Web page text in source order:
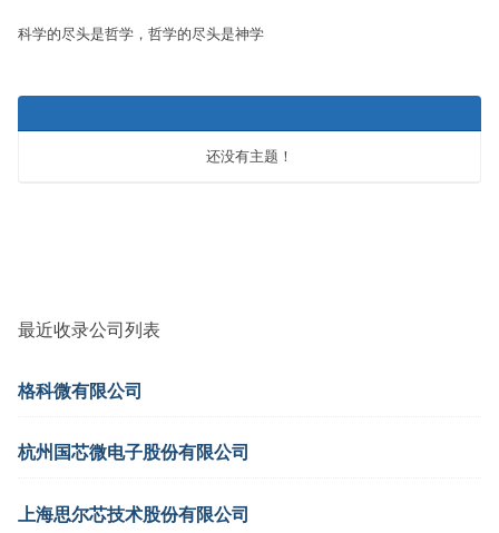
这
科学的尽头是哲学，哲学的尽头是神学
还没有主题！
最近收录公司列表
格科微有限公司
杭州国芯微电子股份有限公司
上海思尔芯技术股份有限公司